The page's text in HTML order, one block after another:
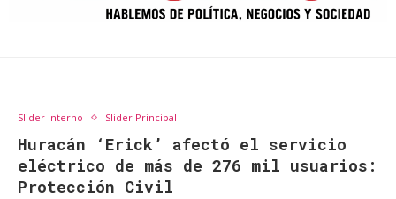
Slider Interno Slider Principal
Huracán ‘Erick’ afectó el servicio
eléctrico de más de 276 mil usuarios:
Protección Civil